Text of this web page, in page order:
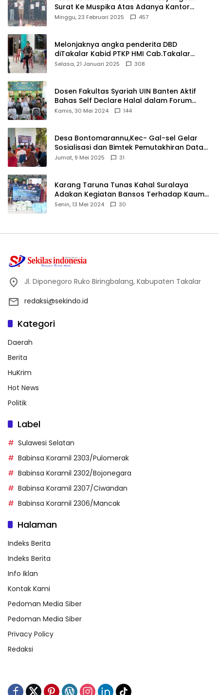
Surat Ke Muspika Atas Adanya Kantor
Matel di Cisoka
Minggu, 23 Februari 2025 457
Melonjaknya angka penderita DBD
diTakalar Kabid PTKP HMI Cab.Takalar
angkat bicara
Selasa, 21 Januari 2025 308
Dosen Fakultas Syariah UIN Banten Aktif
Bahas Self Declare Halal dalam Forum
Ijtima Ulama MUI
Kamis, 30 Mei 2024 144
Desa Bontomarannu,Kec- Gal-sel Gelar
Sosialisasi dan Bimtek Pemutakhiran Data
ID
Jumat, 9 Mei 2025 31
Karang Taruna Tunas Kahal Suralaya
Adakan Kegiatan Bansos Terhadap Kaum
Dhuafa dan Anak Yatim-Piatu
Senin, 13 Mei 2024 30
Jl. Diponegoro Ruko Biringbalang, Kabupaten Takalar
redaksi@sekindo.id
Kategori
Daerah
Berita
HuKrim
Hot News
Politik
Label
Sulawesi Selatan
Babinsa Koramil 2303/Pulomerak
Babinsa Koramil 2302/Bojonegara
Babinsa Koramil 2307/Ciwandan
Babinsa Koramil 2306/Mancak
Halaman
Indeks Berita
Indeks Berita
Info Iklan
Kontak Kami
Pedoman Media Siber
Pedoman Media Siber
Privacy Policy
Redaksi